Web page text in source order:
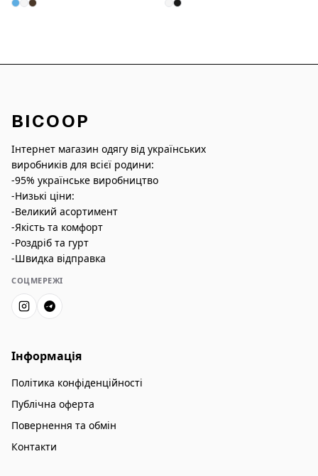
BICOOP
Інтернет магазин одягу від українських
виробників для всієї родини:
-95% українське виробництво
-Низькі ціни:
-Великий асортимент
-Якість та комфорт
-Роздріб та гурт
-Швидка відправка
СОЦМЕРЕЖІ
Інформація
Політика конфіденційності
Публічна оферта
Повернення та обмін
Контакти